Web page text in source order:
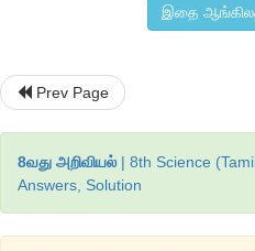
இதை
Prev Page
8வது அறிவியல் | 8th Science
Answers, Solution